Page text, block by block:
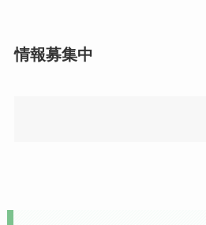
情報募集中